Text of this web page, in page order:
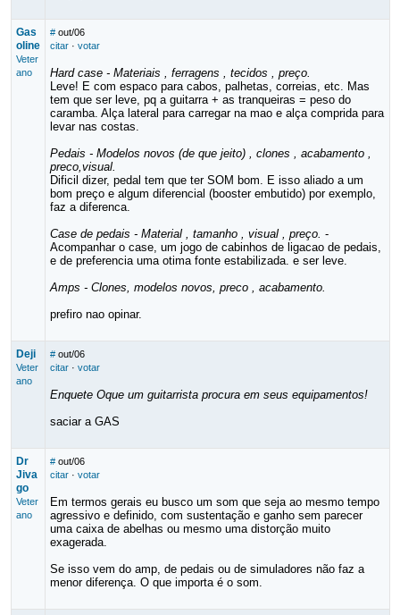
Gas
oline
Veter
ano
# out/06
citar· votar
Hard case - Materiais , ferragens , tecidos , preço.
Leve! E com espaco para cabos, palhetas, correias, etc. Mas
tem que ser leve, pq a guitarra + as tranqueiras = peso do
caramba. Alça lateral para carregar na mao e alça comprida para
levar nas costas.
Pedais - Modelos novos (de que jeito) , clones , acabamento ,
preco,visual.
Dificil dizer, pedal tem que ter SOM bom. E isso aliado a um
bom preço e algum diferencial (booster embutido) por exemplo,
faz a diferenca.
Case de pedais - Material , tamanho , visual , preço. -
Acompanhar o case, um jogo de cabinhos de ligacao de pedais,
e de preferencia uma otima fonte estabilizada. e ser leve.
Amps - Clones, modelos novos, preco , acabamento.
prefiro nao opinar.
Deji
Veter
ano
# out/06
citar· votar
Enquete Oque um guitarrista procura em seus equipamentos!
saciar a GAS
Dr
Jiva
go
Veter
ano
# out/06
citar· votar
Em termos gerais eu busco um som que seja ao mesmo tempo
agressivo e definido, com sustentação e ganho sem parecer
uma caixa de abelhas ou mesmo uma distorção muito
exagerada.
Se isso vem do amp, de pedais ou de simuladores não faz a
menor diferença. O que importa é o som.